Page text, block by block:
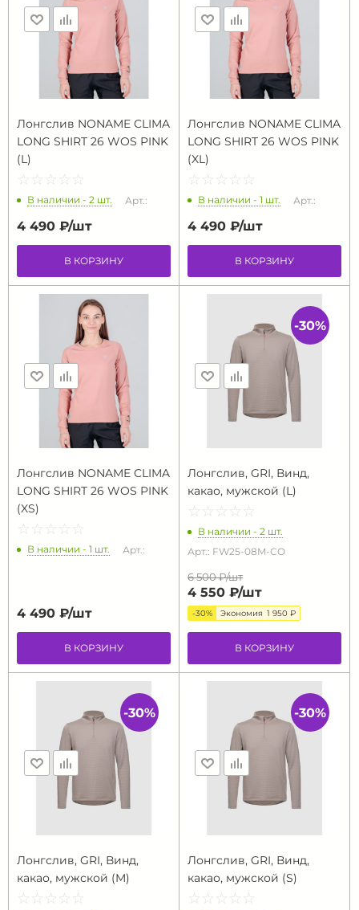
Лонгслив NONAME CLIMA
LONG SHIRT 26 WOS PINK
(L)
☆ ☆ ☆ ☆ ☆
★ ★ ★ ★ ★
В наличии - 2 шт. Арт.:
4 490 ₽/шт
В КОРЗИНУ
Лонгслив NONAME CLIMA
LONG SHIRT 26 WOS PINK
(XL)
☆ ☆ ☆ ☆ ☆
★ ★ ★ ★ ★
В наличии - 1 шт. Арт.:
4 490 ₽/шт
В КОРЗИНУ
Лонгслив NONAME CLIMA
LONG SHIRT 26 WOS PINK
(XS)
☆ ☆ ☆ ☆ ☆
★ ★ ★ ★ ★
В наличии - 1 шт. Арт.:
4 490 ₽/шт
В КОРЗИНУ
Лонгслив, GRI, Винд,
какао, мужской (L)
☆ ☆ ☆ ☆ ☆
★ ★ ★ ★ ★
В наличии - 2 шт.
Арт.: FW25-08M-CO
6 500 ₽/шт
4 550 ₽/шт
-30% Экономия 1 950 ₽
В КОРЗИНУ
-30%
Лонгслив, GRI, Винд,
какао, мужской (M)
☆ ☆ ☆ ☆ ☆
★ ★ ★ ★ ★
-30%
Лонгслив, GRI, Винд,
какао, мужской (S)
☆ ☆ ☆ ☆ ☆
★ ★ ★ ★ ★
-30%